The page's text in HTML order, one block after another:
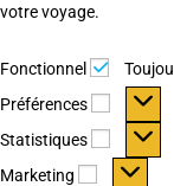
votre voyage.
Fonctionnel
Préférences
Statistiques
Marketing